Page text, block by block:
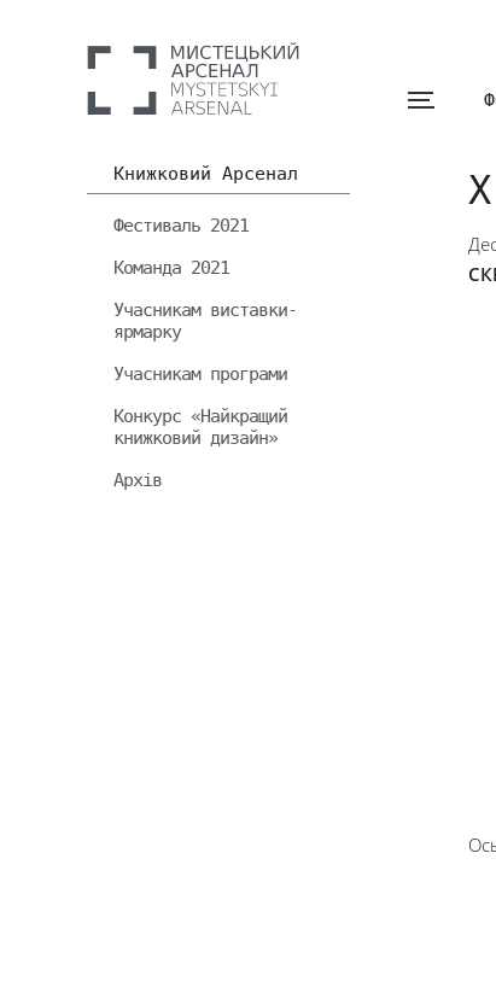
Книжковий Арсенал
Фестиваль 2021
Команда 2021
Учасникам виставки-
ярмарку
Учасникам програми
Конкурс «Найкращий
книжковий дизайн»
Архів